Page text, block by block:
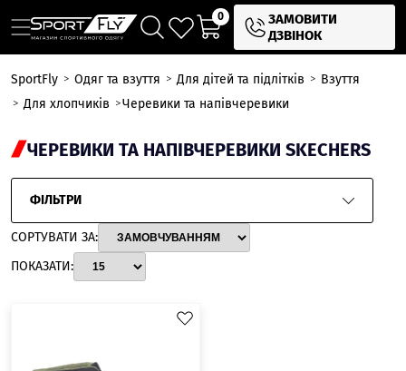
0
ЗАМОВИТИ
ДЗВІНОК
SportFly Одяг та взуття Для дітей та підлітків
Взуття
Для хлопчиків
Черевики та напівчеревики
ЧЕРЕВИКИ ТА НАПІВЧЕРЕВИКИ SKECHERS
ФІЛЬТРИ
СОРТУВАТИ ЗА:
ПОКАЗАТИ: